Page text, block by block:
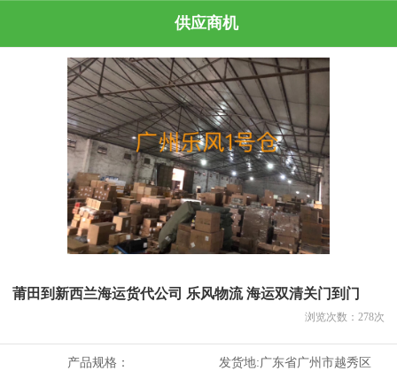
供应商机
莆田到新西兰海运货代公司 乐风物流 海运双清关门到门
浏览次数： 278次
产品规格： 发货地:广东省广州市越秀区